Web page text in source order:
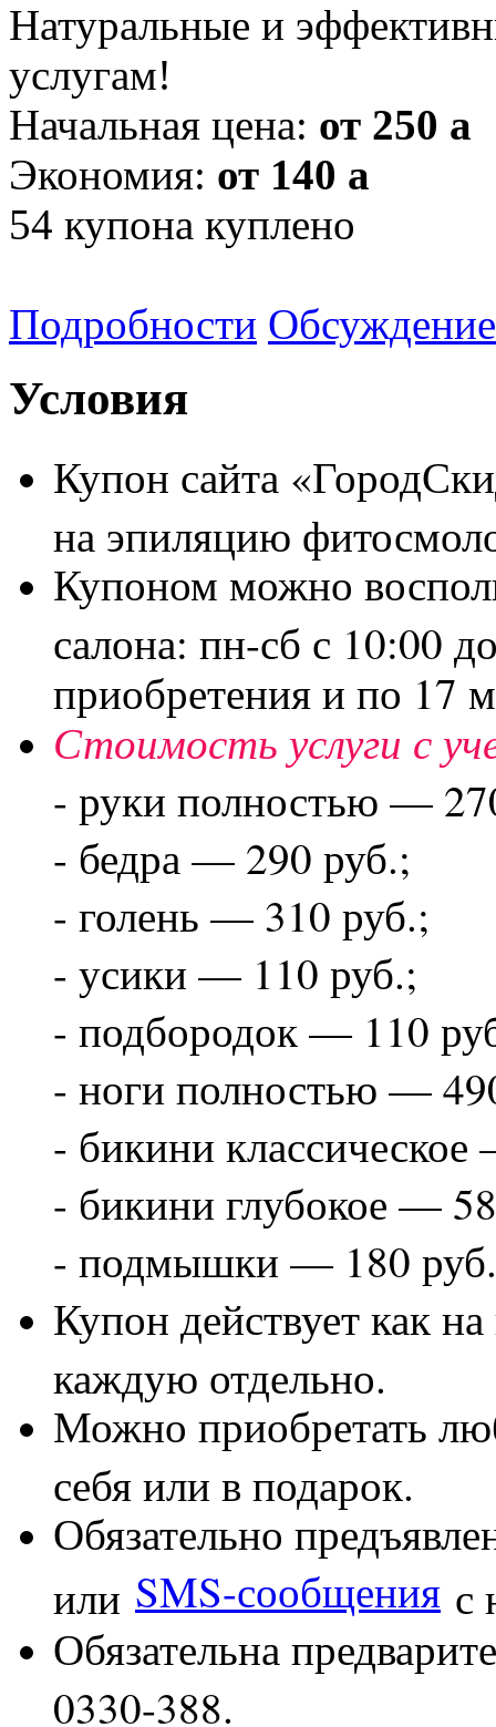
Натуральные и
услугам!
Начальная цена: от 250 a
Экономия: от 140 a
54 купона куплено
Подробности Обсуждение
Условия
Купон сайта
на эпиляцию
Купоном можно
салона: пн-сб с 10:00
приобретения и по 17
Стоимость услуги с
- руки полностью —
- бедра — 290 руб.;
- голень — 310 руб.;
- усики — 110 руб.;
- подбородок — 110
- ноги полностью — 49
- бикини
- бикини глубокое — 58
- подмышки — 180 руб.
Купон действует как
каждую отдельно.
Можно приобретать
себя или в подарок.
Обязательно
или SMS-сообщения с
Обязательна
0330-388.